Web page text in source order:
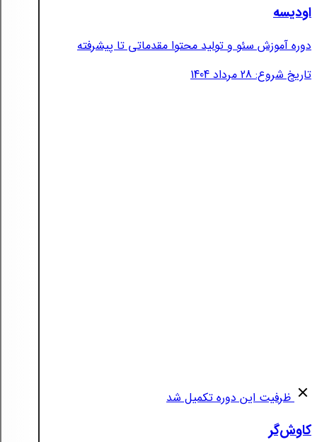
اودیسه
دوره آموزش سئو و تولید محتوا مقدماتی تا پیشرفته
تاریخ شروع: 28 مرداد 1404
ظرفیت این دوره تکمیل شد
کاوش‌گر